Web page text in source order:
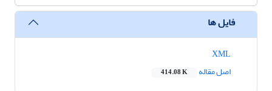
فایل ها
اصل مقاله
414.08 K